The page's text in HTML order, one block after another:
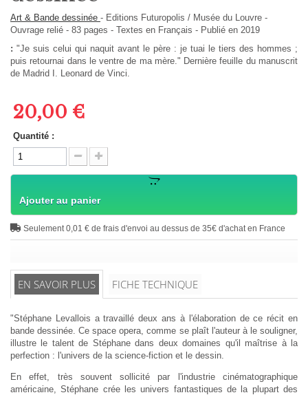
Art & Bande dessinée - Editions Futuropolis / Musée du Louvre -
Ouvrage relié - 83 pages - Textes en Français - Publié en 2019
: "Je suis celui qui naquit avant le père : je tuai le tiers des hommes ;
puis retournai dans le ventre de ma mère." Dernière feuille du manuscrit
de Madrid I. Leonard de Vinci.
20,00 €
Quantité :
Ajouter au panier
Seulement 0,01 € de frais d'envoi au dessus de 35€ d'achat en France
EN SAVOIR PLUS FICHE TECHNIQUE
"Stéphane Levallois a travaillé deux ans à l'élaboration de ce récit en
bande dessinée. Ce space opera, comme se plaît l'auteur à le souligner,
illustre le talent de Stéphane dans deux domaines qu'il maîtrise à la
perfection : l'univers de la science-fiction et le dessin.
En effet, très souvent sollicité par l'industrie cinématographique
américaine, Stéphane crée les univers fantastiques de la plupart des